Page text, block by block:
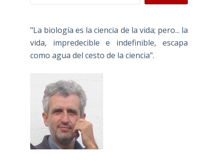
"La biología es la ciencia de la vida; pero... la
vida, impredecible e indefinible, escapa
como agua del cesto de la ciencia".